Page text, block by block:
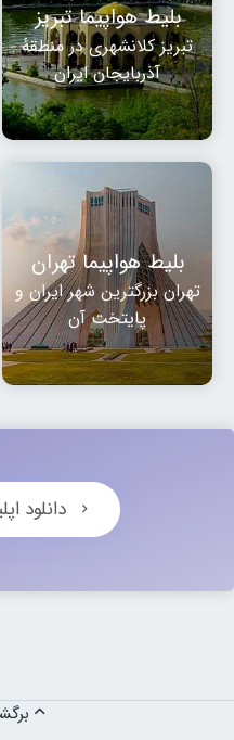
بلیط هواپیما تبریز
تبریز کلانشهری در منطقهٔ
آذربایجان ایران
بلیط هواپیما تهران
تهران بزرگترین شهر ایران و
پایتخت آن
دانلود